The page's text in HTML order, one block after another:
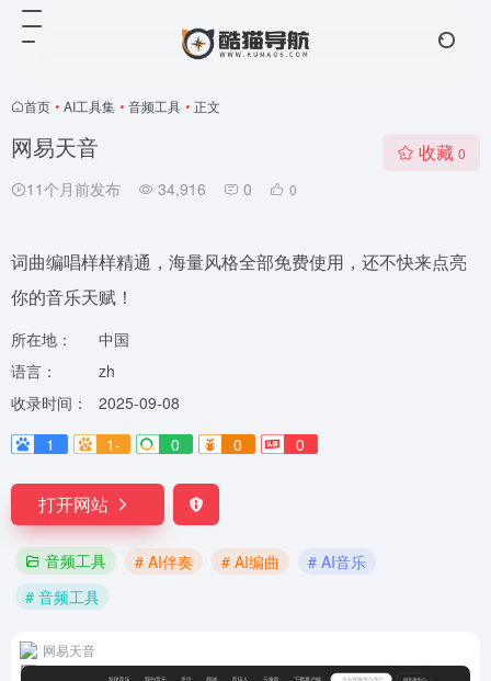
首页 • AI工具集 • 音频工具 • 正文
网易天音
11个月前发布 34,916 0 0
收藏 0
词曲编唱样样精通，海量风格全部免费使用，还不快来点亮
你的音乐天赋！
所在地：
中国
语言：
zh
收录时间：
2025-09-08
1
1- 0 0 0
打开网站
音频工具 # AI伴奏 # AI编曲
# AI音乐
# 音频工具
网易天音